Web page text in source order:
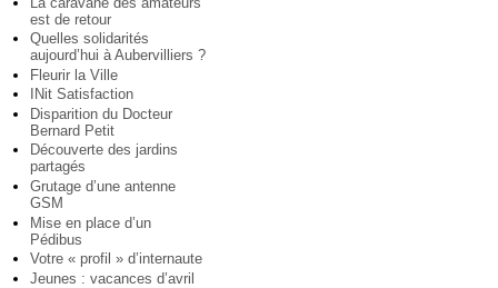
est de retour
Quelles solidarités
aujourd’hui à Aubervilliers ?
Fleurir la Ville
INit Satisfaction
Disparition du Docteur
Bernard Petit
Découverte des jardins
partagés
Grutage d’une antenne
GSM
Mise en place d’un
Pédibus
Votre « profil » d’internaute
Jeunes : vacances d’avril